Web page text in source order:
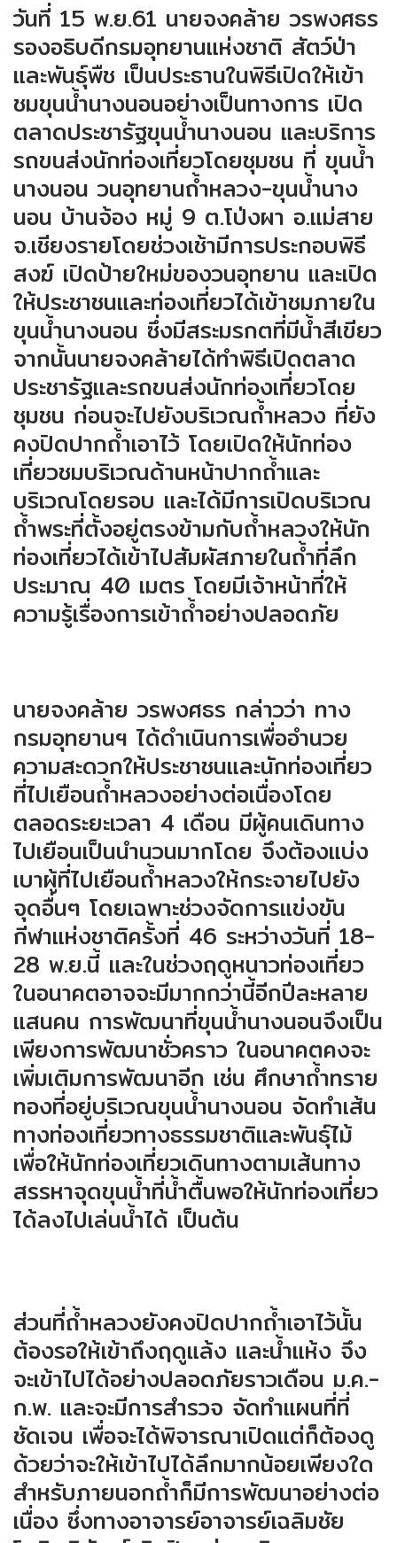
วันที่ 15 พ.ย.61 นายจงคล้าย วรพงศธร
รองอธิบดีกรมอุทยานแห่งชาติ สัตว์ป่า
และพันธุ์พืช เป็นประธานในพิธีเปิดให้เข้า
ชมขุนน้ำนางนอนอย่างเป็นทางการ เปิด
ตลาดประชารัฐขุนน้ำนางนอน และบริการ
รถขนส่งนักท่องเที่ยวโดยชุมชน ที่ ขุนน้ำ
นางนอน วนอุทยานถ้ำหลวง-ขุนน้ำนาง
นอน บ้านจ้อง หมู่ 9 ต.โป่งผา อ.แม่สาย
จ.เชียงรายโดยช่วงเช้ามีการประกอบพิธี
สงฆ์ เปิดป้ายใหม่ของวนอุทยาน และเปิด
ให้ประชาชนและท่องเที่ยวได้เข้าชมภายใน
ขุนน้ำนางนอน ซึ่งมีสระมรกตที่มีน้ำสีเขียว
จากนั้นนายจงคล้ายได้ทำพิธีเปิดตลาด
ประชารัฐและรถขนส่งนักท่องเที่ยวโดย
ชุมชน ก่อนจะไปยังบริเวณถ้ำหลวง ที่ยัง
คงปิดปากถ้ำเอาไว้ โดยเปิดให้นักท่อง
เที่ยวชมบริเวณด้านหน้าปากถ้ำและ
บริเวณโดยรอบ และได้มีการเปิดบริเวณ
ถ้ำพระที่ตั้งอยู่ตรงข้ามกับถ้ำหลวงให้นัก
ท่องเที่ยวได้เข้าไปสัมผัสภายในถ้ำที่ลึก
ประมาณ 40 เมตร โดยมีเจ้าหน้าที่ให้
ความรู้เรื่องการเข้าถ้ำอย่างปลอดภัย
นายจงคล้าย วรพงศธร กล่าวว่า ทาง
กรมอุทยานฯ ได้ดำเนินการเพื่ออำนวย
ความสะดวกให้ประชาชนและนักท่องเที่ยว
ที่ไปเยือนถ้ำหลวงอย่างต่อเนื่องโดย
ตลอดระยะเวลา 4 เดือน มีผู้คนเดินทาง
ไปเยือนเป็นนำนวนมากโดย จึงต้องแบ่ง
เบาผู้ที่ไปเยือนถ้ำหลวงให้กระจายไปยัง
จุดอื่นๆ โดยเฉพาะช่วงจัดการแข่งขัน
กีฬาแห่งชาติครั้งที่ 46 ระหว่างวันที่ 18-
28 พ.ย.นี้ และในช่วงฤดูหนาวท่องเที่ยว
ในอนาคตอาจจะมีมากกว่านี้อีกปีละหลาย
แสนคน การพัฒนาที่ขุนน้ำนางนอนจึงเป็น
เพียงการพัฒนาชั่วคราว ในอนาคตคงจะ
เพิ่มเติมการพัฒนาอีก เช่น ศึกษาถ้ำทราย
ทองที่อยู่บริเวณขุนน้ำนางนอน จัดทำเส้น
ทางท่องเที่ยวทางธรรมชาติและพันธุ์ไม้
เพื่อให้นักท่องเที่ยวเดินทางตามเส้นทาง
สรรหาจุดขุนน้ำที่น้ำตื้นพอให้นักท่องเที่ยว
ได้ลงไปเล่นน้ำได้ เป็นต้น
ส่วนที่ถ้ำหลวงยังคงปิดปากถ้ำเอาไว้นั้น
ต้องรอให้เข้าถึงฤดูแล้ง และน้ำแห้ง จึง
จะเข้าไปได้อย่างปลอดภัยราวเดือน ม.ค.-
ก.พ. และจะมีการสำรวจ จัดทำแผนที่ที่
ชัดเจน เพื่อจะได้พิจารณาเปิดแต่ก็ต้องดู
ด้วยว่าจะให้เข้าไปได้ลึกมากน้อยเพียงใด
สำหรับภายนอกถ้ำก็มีการพัฒนาอย่างต่อ
เนื่อง ซึ่งทางอาจารย์อาจารย์เฉลิมชัย